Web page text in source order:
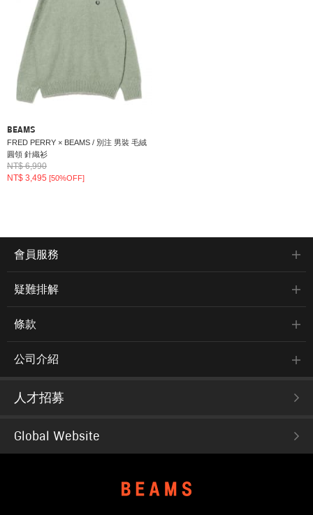
BEAMS
FRED PERRY × BEAMS / 別注 男裝 毛絨
圓領 針織衫
NT$ 6,990
NT$ 3,495 [50%OFF]
會員服務
疑難排解
條款
公司介紹
人才招募
Global Website